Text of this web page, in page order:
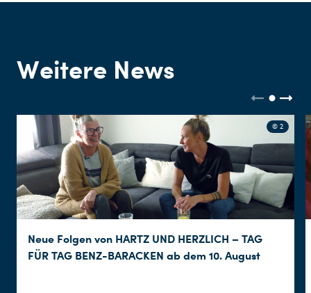
Weitere News
© 2
Neue Folgen von HARTZ UND HERZLICH – TAG
FÜR TAG BENZ-BARACKEN ab dem 10. August